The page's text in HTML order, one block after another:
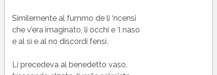
Similemente al fummo de li ‘ncensi
che v’era imaginato, li occhi e ‘l naso
e al sì e al no discordi fensi.
Lì precedeva al benedetto vaso,